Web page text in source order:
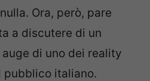
Ora, però, pare
a discutere di un
di uno dei reality
pubblico italiano.